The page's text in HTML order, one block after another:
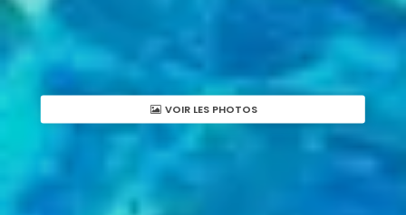
VOIR LES PHOTOS